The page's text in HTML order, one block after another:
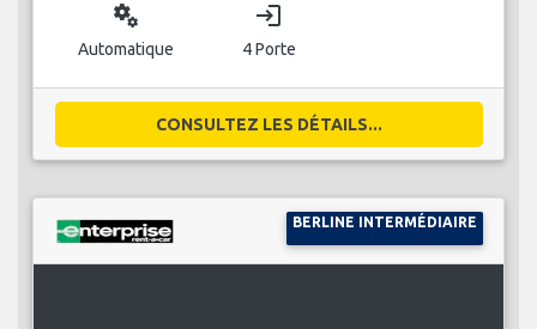
miscellaneous_services
Automatique
login
4 Porte
CONSULTEZ LES DÉTAILS...
BERLINE INTERMÉDIAIRE